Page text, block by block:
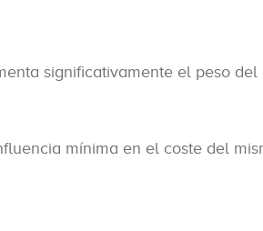
significativamente el peso
mínima en el coste del